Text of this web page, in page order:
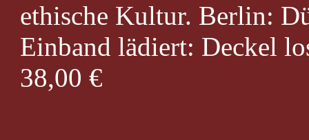
ethische Kultur. Berlin:
Einband lädiert: Deckel
38,00 €